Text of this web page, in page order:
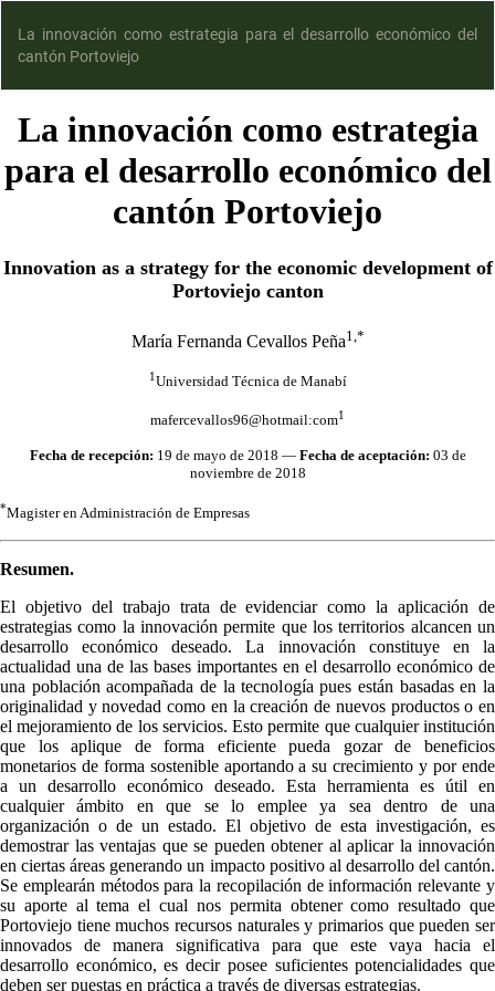
La innovación como estrategia para el desarrollo económico del
cantón Portoviejo